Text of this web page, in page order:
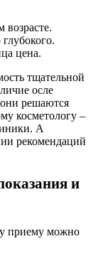
возрасте.
цена.
тщательной
осле
решаются
косметологу –
А
рекомендаций
и
приему можно